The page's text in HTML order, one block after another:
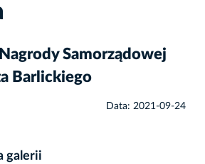
Samorządowej
Barlickiego
Data: 2021-09-24
galerii